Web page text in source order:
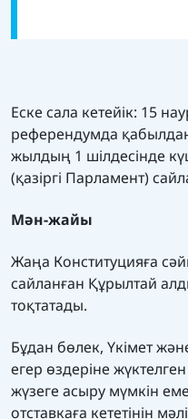
Еске сала кетейік: 15
референдумда
жылдың 1 шілдесінде
(қазіргі Парламент)
Мән-жайы
Жаңа Конституцияға
сайланған Құрылтай
тоқтатады.
Бұдан бөлек, Үкімет
егер өздеріне
жүзеге асыру мүмкін
отставкаға кететінін